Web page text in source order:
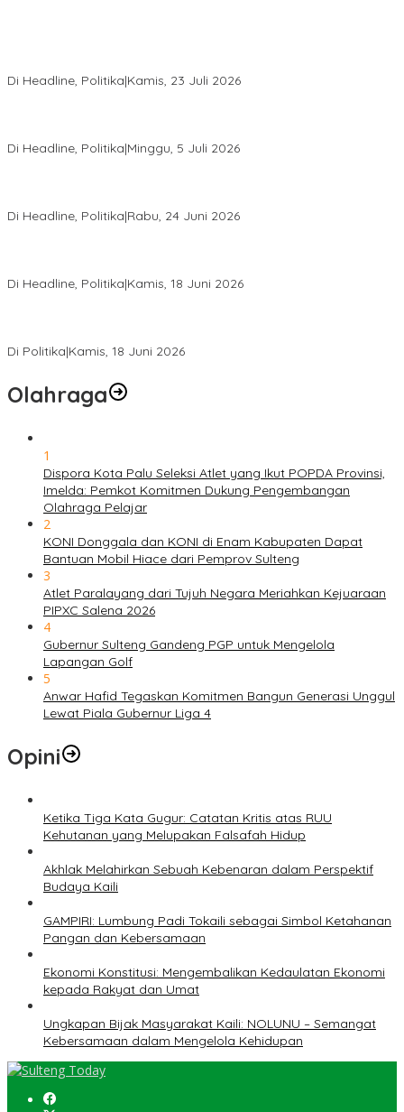
Di Headline, Politika|Kamis, 23 Juli 2026
Di Headline, Politika|Minggu, 5 Juli 2026
Di Headline, Politika|Rabu, 24 Juni 2026
Di Headline, Politika|Kamis, 18 Juni 2026
Di Politika|Kamis, 18 Juni 2026
Olahraga
1
Dispora Kota Palu Seleksi Atlet yang Ikut POPDA Provinsi,
Imelda: Pemkot Komitmen Dukung Pengembangan
Olahraga Pelajar
2
KONI Donggala dan KONI di Enam Kabupaten Dapat
Bantuan Mobil Hiace dari Pemprov Sulteng
3
Atlet Paralayang dari Tujuh Negara Meriahkan Kejuaraan
PIPXC Salena 2026
4
Gubernur Sulteng Gandeng PGP untuk Mengelola
Lapangan Golf
5
Anwar Hafid Tegaskan Komitmen Bangun Generasi Unggul
Lewat Piala Gubernur Liga 4
Opini
Ketika Tiga Kata Gugur: Catatan Kritis atas RUU
Kehutanan yang Melupakan Falsafah Hidup
Akhlak Melahirkan Sebuah Kebenaran dalam Perspektif
Budaya Kaili
GAMPIRI: Lumbung Padi Tokaili sebagai Simbol Ketahanan
Pangan dan Kebersamaan
Ekonomi Konstitusi: Mengembalikan Kedaulatan Ekonomi
kepada Rakyat dan Umat
Ungkapan Bijak Masyarakat Kaili: NOLUNU – Semangat
Kebersamaan dalam Mengelola Kehidupan